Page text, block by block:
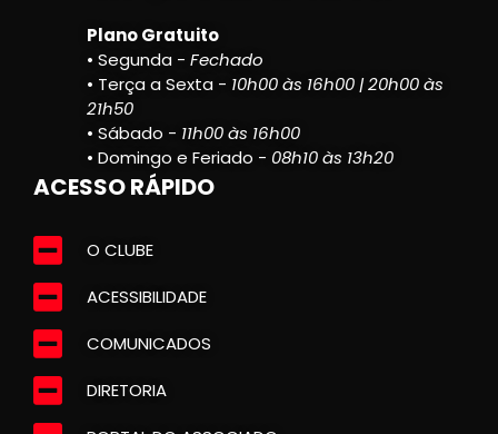
Plano Gratuito
• Segunda - Fechado
• Terça a Sexta - 10h00 às 16h00 | 20h00 às
21h50
• Sábado - 11h00 às 16h00
• Domingo e Feriado - 08h10 às 13h20
ACESSO RÁPIDO
O CLUBE
ACESSIBILIDADE
COMUNICADOS
DIRETORIA